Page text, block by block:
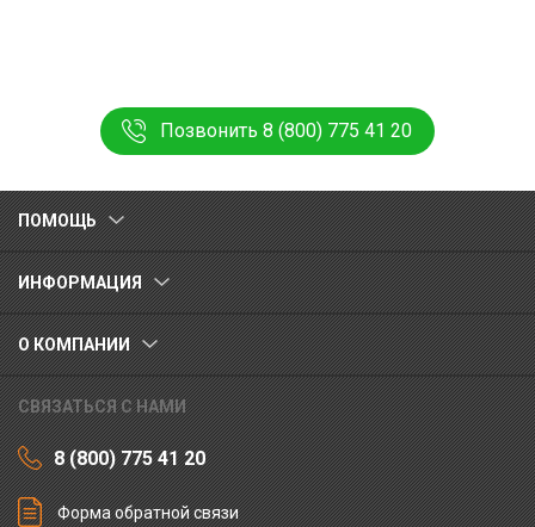
Позвонить 8 (800) 775 41 20
ПОМОЩЬ
ИНФОРМАЦИЯ
О КОМПАНИИ
СВЯЗАТЬСЯ С НАМИ
8 (800) 775 41 20
Форма обратной связи